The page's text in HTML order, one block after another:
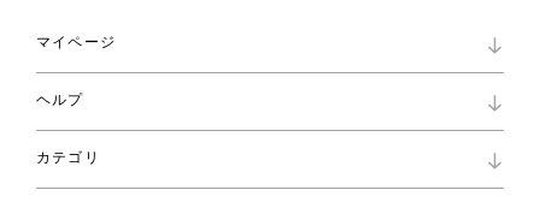
マイページ
ロイヤリティプログラム
パスワード再設定
ショッピングバッグ
ヘルプ
お問い合わせ
よくあるご質問
カテゴリ